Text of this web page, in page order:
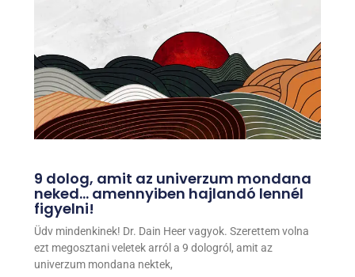
9 dolog, amit az univerzum mondana
neked… amennyiben hajlandó lennél
figyelni!
Üdv mindenkinek! Dr. Dain Heer vagyok. Szerettem volna
ezt megosztani veletek arról a 9 dologról, amit az
univerzum mondana nektek,